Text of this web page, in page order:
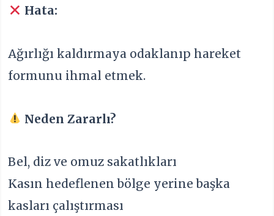
Hata:
Ağırlığı kaldırmaya odaklanıp hareket
formunu ihmal etmek.
Neden Zararlı?
Bel, diz ve omuz sakatlıkları
Kasın hedeflenen bölge yerine başka
kasları çalıştırması